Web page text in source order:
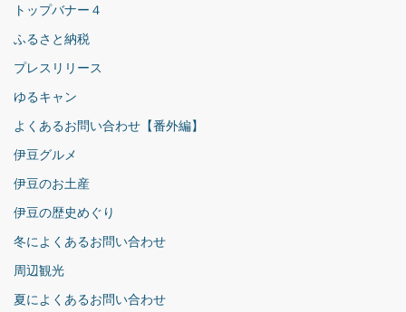
トップバナー４
ふるさと納税
プレスリリース
ゆるキャン
よくあるお問い合わせ【番外編】
伊豆グルメ
伊豆のお土産
伊豆の歴史めぐり
冬によくあるお問い合わせ
周辺観光
夏によくあるお問い合わせ